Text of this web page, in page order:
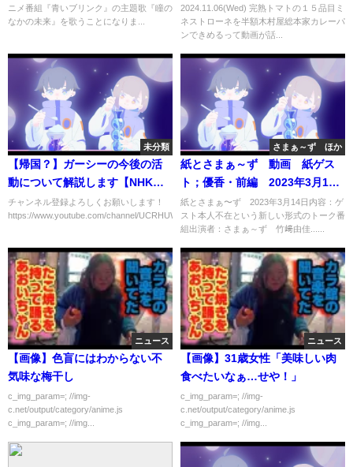
ニメ番組『青いブリンク』の主題歌『瞳の
なかの未来』を歌うことになりま...
2024.11.06(Wed) 完熟トマトの１５品目ミ
ネストローネを半額木村屋総本家カレーパ
ンできめるって動画が話...
未分類
【帰国？】ガーシーの今後の活
動について解説します【NHK
党】立花孝志が語る #shorts
チャンネル登録よろしくお願いします！
https://www.youtube.com/channel/UCRHUWTcfr2nErAOU3Y...
さまぁ～ず ほか
紙とさまぁ～ず 動画 紙ゲス
ト；優香・前編 2023年3月14
日
紙とさまぁ〜ず 2023年3月14日内容：ゲ
スト本人不在という新しい形式のトーク番
組出演者：さまぁ～ず 竹﨑由佳......
ニュース
【画像】色盲にはわからない不
気味な梅干し
c_img_param=; //img-
c.net/output/category/anime.js
c_img_param=; //img...
ニュース
【画像】31歳女性「美味しい肉
食べたいなぁ…せや！」
c_img_param=; //img-
c.net/output/category/anime.js
c_img_param=; //img...